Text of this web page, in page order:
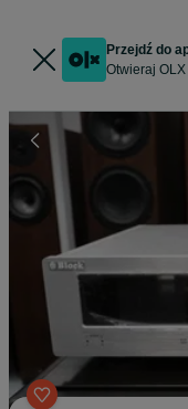
Przejdź do
Otwieraj